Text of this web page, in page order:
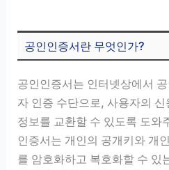
공인인증서란 무엇인가?
공인인증서는 인터넷상에서
자 인증 수단으로, 사용자의
정보를 교환할 수 있도록 도와
인증서는 개인의 공개키와 개
를 암호화하고 복호화할 수 있